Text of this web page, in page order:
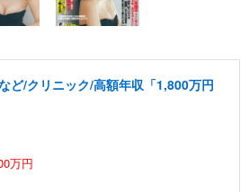
ど/クリニック/高額年収「1,800万円
万円